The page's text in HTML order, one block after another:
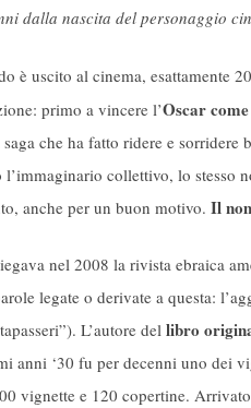
dalla nascita del personaggio
è uscito al cinema, esattamente
primo a vincere l’Oscar
saga che ha fatto ridere e
l’immaginario collettivo, lo stesso
anche per un buon motivo. Il
nel 2008 la rivista ebraica
legate o derivate a questa:
L’autore del libro
anni ‘30 fu per decenni uno dei
vignette e 120 copertine.